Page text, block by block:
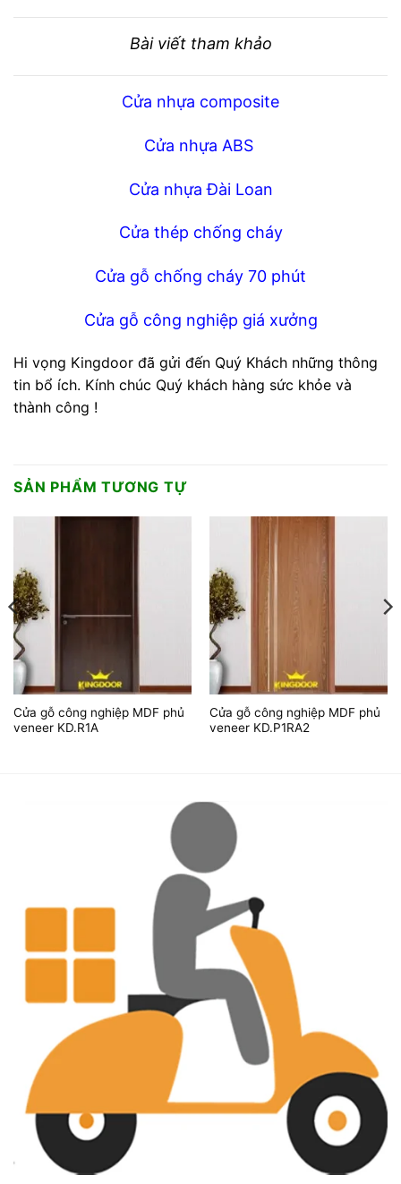
Bài viết tham khảo
Cửa nhựa composite
Cửa nhựa ABS
Cửa nhựa Đài Loan
Cửa thép chống cháy
Cửa gỗ chống cháy 70 phút
Cửa gỗ công nghiệp giá xưởng
Hi vọng Kingdoor đã gửi đến Quý Khách những thông
tin bổ ích. Kính chúc Quý khách hàng sức khỏe và
thành công !
SẢN PHẨM TƯƠNG TỰ
Cửa gỗ công nghiệp MDF phủ
veneer KD.R1A
Cửa gỗ công nghiệp MDF phủ
veneer KD.P1RA2